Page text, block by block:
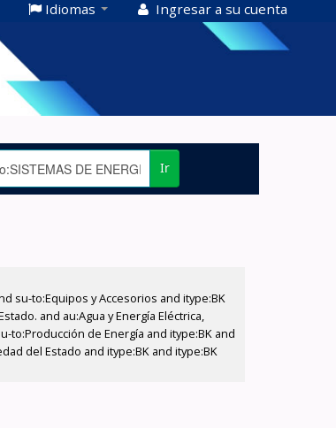
Idiomas Ingresar a su cuenta
Ir
su-to:Equipos y Accesorios and itype:BK
and au:Agua y Energía Eléctrica,
to:Producción de Energía and itype:BK and
del Estado and itype:BK and itype:BK